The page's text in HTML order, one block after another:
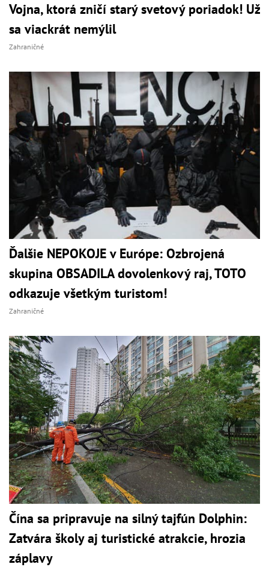
Vojna, ktorá zničí starý svetový poriadok! Už
sa viackrát nemýlil
Zahraničné
Ďalšie NEPOKOJE v Európe: Ozbrojená
skupina OBSADILA dovolenkový raj, TOTO
odkazuje všetkým turistom!
Zahraničné
Čína sa pripravuje na silný tajfún Dolphin:
Zatvára školy aj turistické atrakcie, hrozia
záplavy